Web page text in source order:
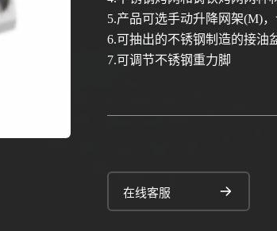
5.产品可选手动升降网架(M)
6.可抽出的不锈钢制造的接油
7.可调节不锈钢重力脚
在线客服